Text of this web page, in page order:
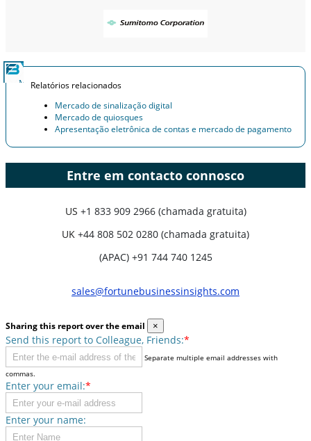
Relatórios relacionados
Mercado de sinalização digital
Mercado de quiosques
Apresentação eletrônica de contas e mercado de pagamento
Entre em contacto connosco
US +1 833 909 2966 (chamada gratuita)
UK +44 808 502 0280 (chamada gratuita)
(APAC) +91 744 740 1245
sales@fortunebusinessinsights.com
Sharing this report over the email ×
Send this report to Colleague, Friends:*
Separate multiple email addresses with
commas.
Enter your email:*
Enter your name: